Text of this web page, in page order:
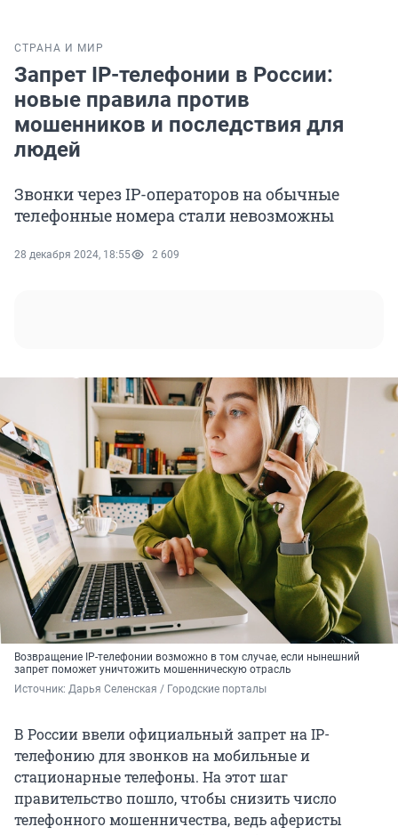
СТРАНА И МИР
Запрет IP-телефонии в России:
новые правила против
мошенников и последствия для
людей
Звонки через IP-операторов на обычные
телефонные номера стали невозможны
28 декабря 2024, 18:55 2 609
Возвращение IP-телефонии возможно в том случае, если нынешний
запрет поможет уничтожить мошенническую отрасль
Источник: Дарья Селенская / Городские порталы
В России ввели официальный запрет на IP-
телефонию для звонков на мобильные и
стационарные телефоны. На этот шаг
правительство пошло, чтобы снизить число
телефонного мошенничества, ведь аферисты